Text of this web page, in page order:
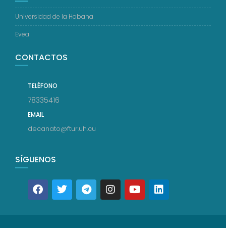
Universidad de la Habana
Evea
CONTACTOS
TELÉFONO
78335416
EMAIL
decanato@ftur.uh.cu
SÍGUENOS